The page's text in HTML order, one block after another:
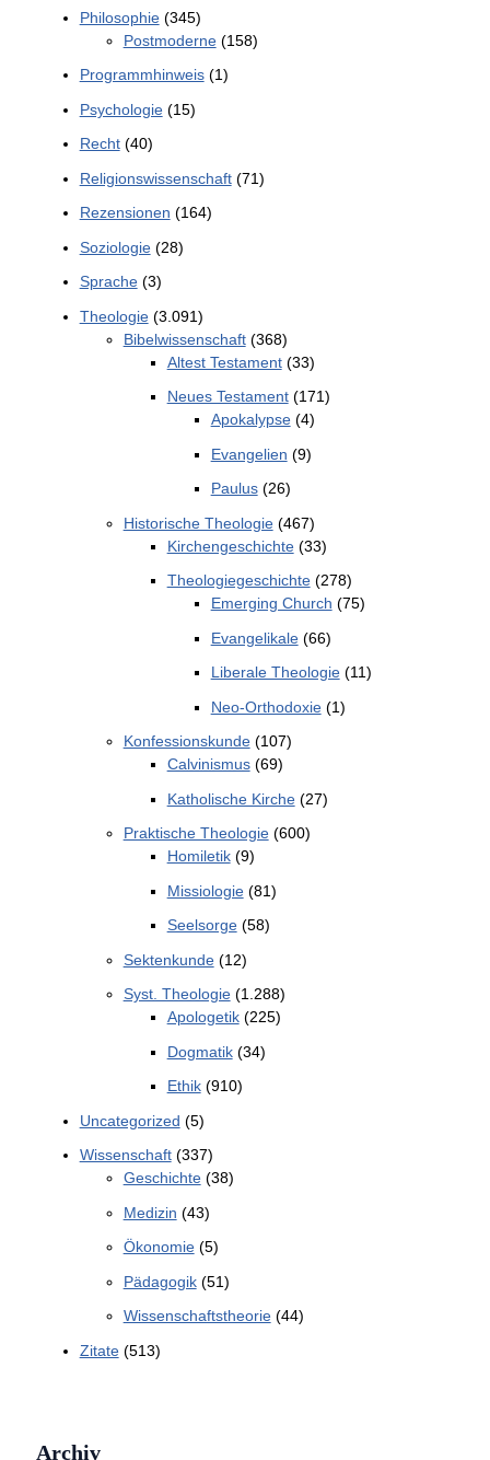
Philosophie(345)
Postmoderne(158)
Programmhinweis(1)
Psychologie(15)
Recht(40)
Religionswissenschaft(71)
Rezensionen (164)
Soziologie(28)
Sprache(3)
Theologie(3.091)
Bibelwissenschaft(368)
Altest Testament(33)
Neues Testament(171)
Apokalypse(4)
Evangelien (9)
Paulus(26)
Historische Theologie(467)
Kirchengeschichte(33)
Theologiegeschichte(278)
Emerging Church (75)
Evangelikale(66)
Liberale Theologie(11)
Neo-Orthodoxie(1)
Konfessionskunde(107)
Calvinismus(69)
Katholische Kirche(27)
Praktische Theologie(600)
Homiletik(9)
Missiologie(81)
Seelsorge(58)
Sektenkunde(12)
Syst. Theologie(1.288)
Apologetik(225)
Dogmatik(34)
Ethik(910)
Uncategorized (5)
Wissenschaft(337)
Geschichte(38)
Medizin (43)
Ökonomie(5)
Pädagogik(51)
Wissenschaftstheorie(44)
Zitate(513)
Archiv